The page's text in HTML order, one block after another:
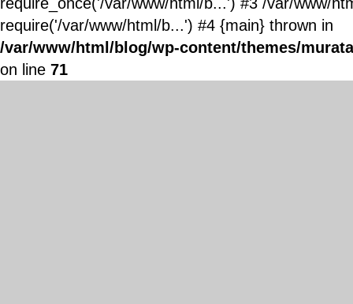
require('/var/www/html/b...') #4 {main} thrown in
/var/www/html/blog/wp-content/themes/
on line 71